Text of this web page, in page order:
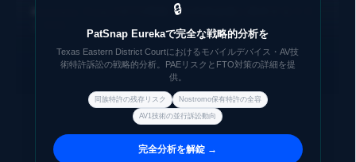
Kyocera, Corp.のFTO戦略：本件終結後に残存するリス
再訴禁止効によりNostromo, LLCからのリスクは遮断されたが、
US9319453B2等の特許が第三者に移転・活用される可能性や、関
連技術分野における並行する特許権者からの訴訟リスクはゼロでは
ない。Kyoceraのモバイル製品ラインに対する包括的なFTO評価が
依然として有効である。
🔒
PatSnap Eurekaで完全な戦略的分析を
Texas Eastern District Courtにおけるモバイルデバイス・AV技
術特許訴訟の戦略的分析。PAEリスクとFTO対策の詳細を提
供。
同族特許の残存リスク Nostromo保有特許の全容
AV1技術の並行訴訟動向
完全分析を解錠 →